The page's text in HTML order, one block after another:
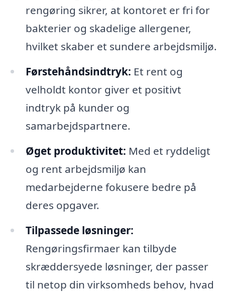
rengøring sikrer, at kontoret er fri for
bakterier og skadelige allergener,
hvilket skaber et sundere arbejdsmiljø.
Førstehåndsindtryk: Et rent og
velholdt kontor giver et positivt
indtryk på kunder og
samarbejdspartnere.
Øget produktivitet: Med et ryddeligt
og rent arbejdsmiljø kan
medarbejderne fokusere bedre på
deres opgaver.
Tilpassede løsninger:
Rengøringsfirmaer kan tilbyde
skræddersyede løsninger, der passer
til netop din virksomheds behov, hvad